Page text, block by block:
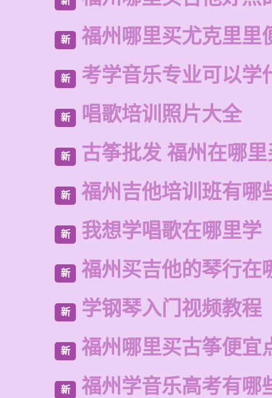
新 福州哪里买尤克里里
新 考学音乐专业可以学
新 唱歌培训照片大全
新 古筝批发 福州在哪
新 福州吉他培训班有哪
新 我想学唱歌在哪里学
新 福州买吉他的琴行在
新 学钢琴入门视频教程
新 福州哪里买古筝便宜
新 福州学音乐高考有哪